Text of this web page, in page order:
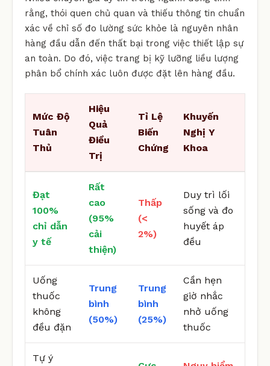
rằng, thói quen chủ quan và thiếu thông tin chuẩn
xác về chỉ số đo lường sức khỏe là nguyên nhân
hàng đầu dẫn đến thất bại trong việc thiết lập sự
an toàn. Do đó, việc trang bị kỹ lưỡng liều lượng
phân bổ chính xác luôn được đặt lên hàng đầu.
Mức Độ
Tuân
Thủ
Hiệu
Quả
Điều
Trị
Tỉ Lệ
Biến
Chứng
Khuyến
Nghị Y
Khoa
Đạt
100%
chỉ dẫn
y tế
Rất
cao
(95%
cải
thiện)
Thấp
(<
2%)
Duy trì lối
sống và đo
huyết áp
đều
Uống
thuốc
không
đều đặn
Trung
bình
(50%)
Trung
bình
(25%)
Cần hẹn
giờ nhắc
nhở uống
thuốc
Tự ý